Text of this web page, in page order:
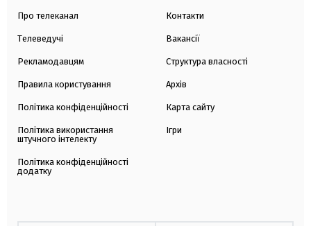
Про телеканал
Телеведучі
Рекламодавцям
Правила користування
Політика конфіденційності
Політика використання
штучного інтелекту
Політика конфіденційності
додатку
Контакти
Вакансії
Структура власності
Архів
Карта сайту
Ігри